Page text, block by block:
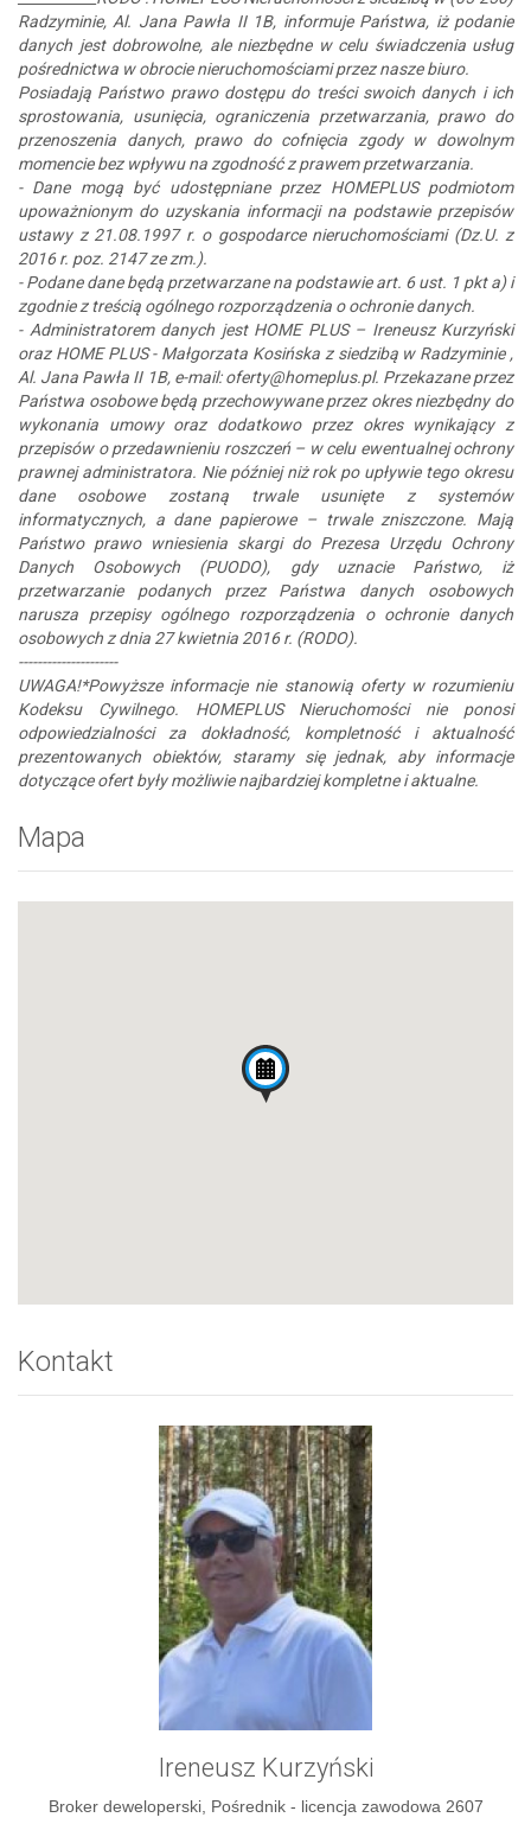
Radzyminie, Al. Jana Pawła II 1B, informuje Państwa, iż podanie
danych jest dobrowolne, ale niezbędne w celu świadczenia usług
pośrednictwa w obrocie nieruchomościami przez nasze biuro.
Posiadają Państwo prawo dostępu do treści swoich danych i ich
sprostowania, usunięcia, ograniczenia przetwarzania, prawo do
przenoszenia danych, prawo do cofnięcia zgody w dowolnym
momencie bez wpływu na zgodność z prawem przetwarzania.
- Dane mogą być udostępniane przez HOMEPLUS podmiotom
upoważnionym do uzyskania informacji na podstawie przepisów
ustawy z 21.08.1997 r. o gospodarce nieruchomościami (Dz.U. z
2016 r. poz. 2147 ze zm.).
- Podane dane będą przetwarzane na podstawie art. 6 ust. 1 pkt a) i
zgodnie z treścią ogólnego rozporządzenia o ochronie danych.
- Administratorem danych jest HOME PLUS – Ireneusz Kurzyński
oraz HOME PLUS - Małgorzata Kosińska z siedzibą w Radzyminie ,
Al. Jana Pawła II 1B, e-mail: oferty@homeplus.pl. Przekazane przez
Państwa osobowe będą przechowywane przez okres niezbędny do
wykonania umowy oraz dodatkowo przez okres wynikający z
przepisów o przedawnieniu roszczeń – w celu ewentualnej ochrony
prawnej administratora. Nie później niż rok po upływie tego okresu
dane osobowe zostaną trwale usunięte z systemów
informatycznych, a dane papierowe – trwale zniszczone. Mają
Państwo prawo wniesienia skargi do Prezesa Urzędu Ochrony
Danych Osobowych (PUODO), gdy uznacie Państwo, iż
przetwarzanie podanych przez Państwa danych osobowych
narusza przepisy ogólnego rozporządzenia o ochronie danych
osobowych z dnia 27 kwietnia 2016 r. (RODO).
---------------------
UWAGA!*Powyższe informacje nie stanowią oferty w rozumieniu
Kodeksu Cywilnego. HOMEPLUS Nieruchomości nie ponosi
odpowiedzialności za dokładność, kompletność i aktualność
prezentowanych obiektów, staramy się jednak, aby informacje
dotyczące ofert były możliwie najbardziej kompletne i aktualne.
Mapa
Kontakt
Ireneusz Kurzyński
Broker deweloperski, Pośrednik - licencja zawodowa 2607